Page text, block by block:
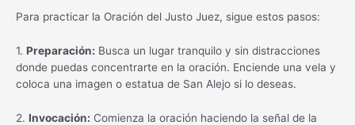
Para practicar la Oración del Justo Juez, sigue estos pasos:
1. Preparación: Busca un lugar tranquilo y sin distracciones
donde puedas concentrarte en la oración. Enciende una vela y
coloca una imagen o estatua de San Alejo si lo deseas.
2. Invocación: Comienza la oración haciendo la señal de la